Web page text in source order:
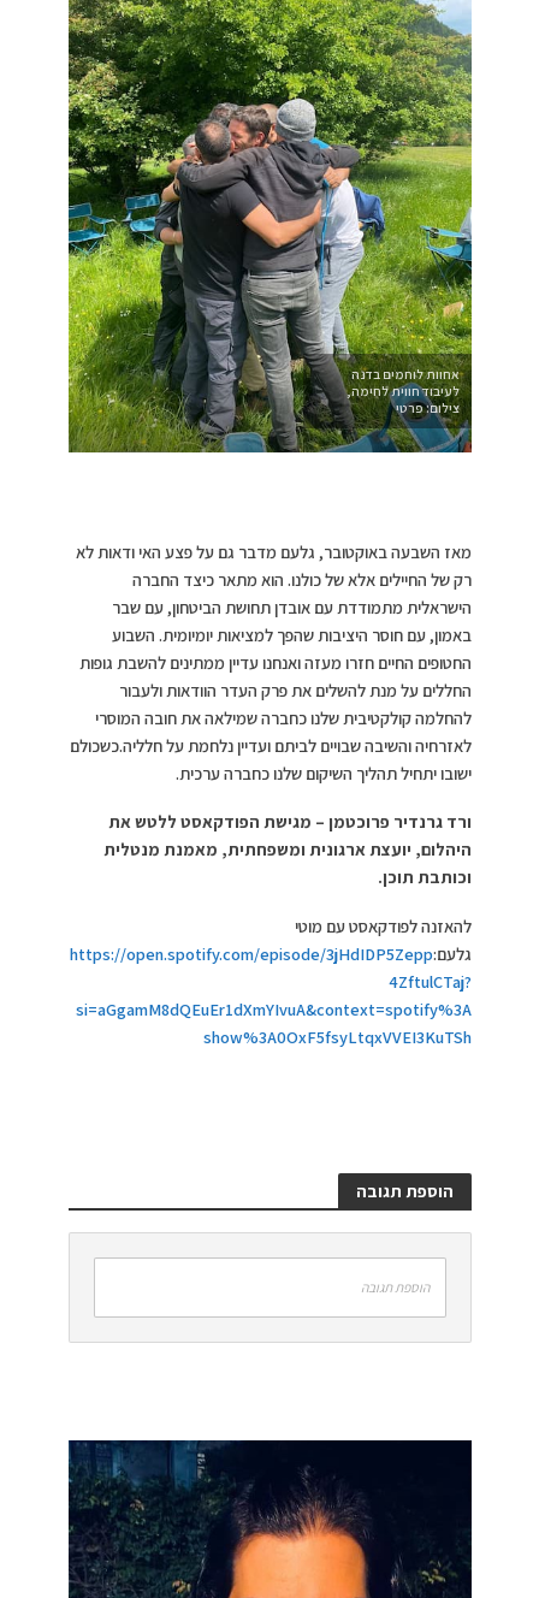
אחוות לוחמים בדנה
לעיבוד חווית לחימה,
צילום: פרטי
מאז השבעה באוקטובר, גלעם מדבר גם על פצע האי ודאות לא
רק של החיילים אלא של כולנו. הוא מתאר כיצד החברה
הישראלית מתמודדת עם אובדן תחושת הביטחון, עם שבר
באמון, עם חוסר היציבות שהפך למציאות יומיומית. השבוע
החטופים החיים חזרו מעזה ואנחנו עדיין ממתינים להשבת גופות
החללים על מנת להשלים את פרק העדר הוודאות ולעבור
להחלמה קולקטיבית שלנו כחברה שמילאה את חובה המוסרי
לאזרחיה והשיבה שבויים לביתם ועדיין נלחמת על חלליה.כשכולם
ישובו יתחיל תהליך השיקום שלנו כחברה ערכית.
ורד גרנדיר פרוכטמן – מגישת הפודקאסט ללטש את
היהלום, יועצת ארגונית ומשפחתית, מאמנת מנטלית
וכותבת תוכן.
להאזנה לפודקאסט עם מוטי
גלעם:https://open.spotify.com/episode/3jHdIDP5Zepp
4ZftulCTaj?
si=aGgamM8dQEuEr1dXmYIvuA&context=spotify%3A
show%3A0OxF5fsyLtqxVVEI3KuTSh
הוספת תגובה
הוספת תגובה